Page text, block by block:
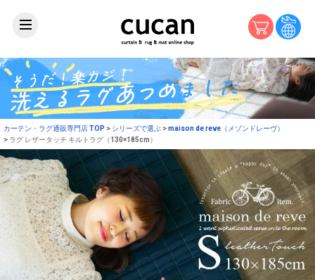
カーテン・ラグ通販専門店 TOP シリーズで選ぶ
maison de reve（メゾンドレーヴ）
ラグ レザータッチ キルトラグ（130×185cm）